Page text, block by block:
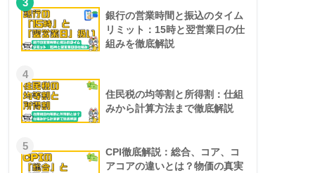
3
銀行の営業時間と振込のタイム
リミット：15時と翌営業日の仕
組みを徹底解説
4
住民税の均等割と所得割：仕組
みから計算方法まで徹底解説
5
CPI徹底解説：総合、コア、コ
アコアの違いとは？物価の真実